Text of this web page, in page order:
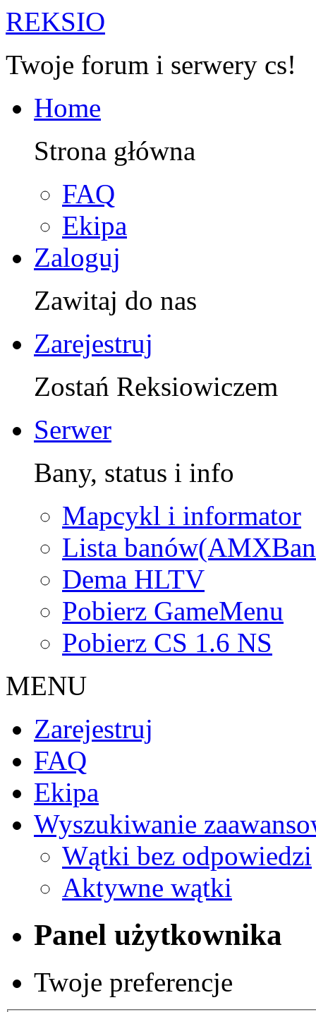
REKSIO
Twoje forum i serwery cs!
Home
Strona główna
FAQ
Ekipa
Zaloguj
Zawitaj do nas
Zarejestruj
Zostań Reksiowiczem
Serwer
Bany, status i info
Mapcykl i informator
Lista
Dema HLTV
Pobierz GameMenu
Pobierz CS 1.6 NS
MENU
Zarejestruj
FAQ
Ekipa
Wyszukiwanie
Wątki bez odpowiedzi
Aktywne wątki
Panel użytkownika
Twoje preferencje